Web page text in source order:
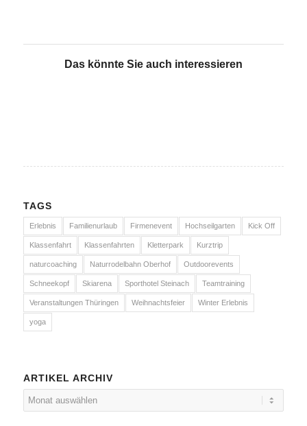
Das könnte Sie auch interessieren
TAGS
Erlebnis Familienurlaub Firmenevent Hochseilgarten Kick Off
Klassenfahrt Klassenfahrten Kletterpark Kurztrip
naturcoaching Naturrodelbahn Oberhof Outdoorevents
Schneekopf Skiarena Sporthotel Steinach Teamtraining
Veranstaltungen Thüringen Weihnachtsfeier Winter Erlebnis
yoga
ARTIKEL ARCHIV